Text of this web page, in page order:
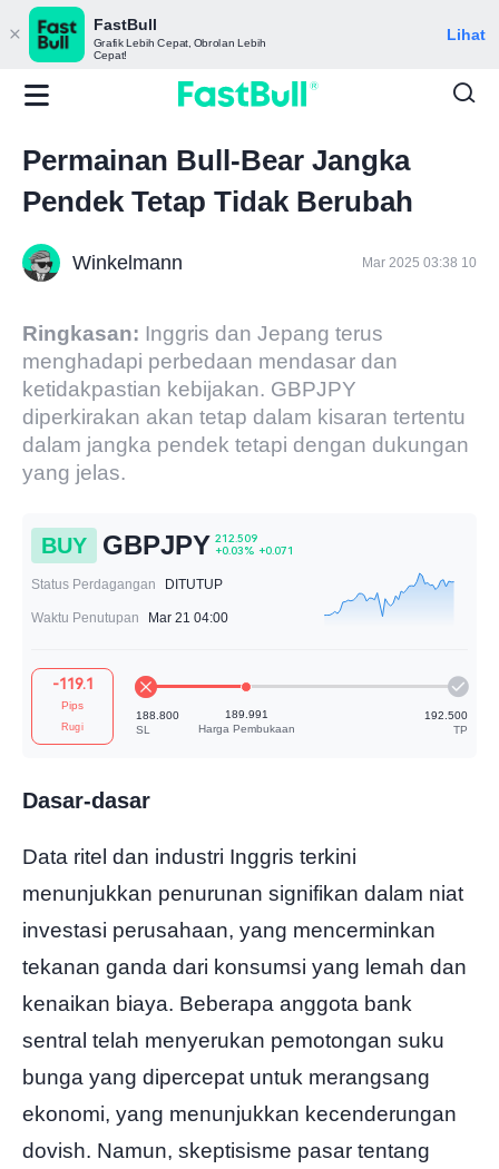
FastBull
Grafik Lebih Cepat, Obrolan Lebih
Cepat!
Lihat
Permainan Bull-Bear Jangka
Pendek Tetap Tidak Berubah
Winkelmann Mar 2025 03:38 10
Ringkasan: Inggris dan Jepang terus
menghadapi perbedaan mendasar dan
ketidakpastian kebijakan. GBPJPY
diperkirakan akan tetap dalam kisaran tertentu
dalam jangka pendek tetapi dengan dukungan
yang jelas.
BUY GBPJPY
Status Perdagangan DITUTUP
Waktu Penutupan Mar 21 04:00
-119.1
Pips
Rugi
188.800 189.991
Dasar-dasar
Data ritel dan industri Inggris terkini
menunjukkan penurunan signifikan dalam niat
investasi perusahaan, yang mencerminkan
tekanan ganda dari konsumsi yang lemah dan
kenaikan biaya. Beberapa anggota bank
sentral telah menyerukan pemotongan suku
bunga yang dipercepat untuk merangsang
ekonomi, yang menunjukkan kecenderungan
dovish. Namun, skeptisisme pasar tentang